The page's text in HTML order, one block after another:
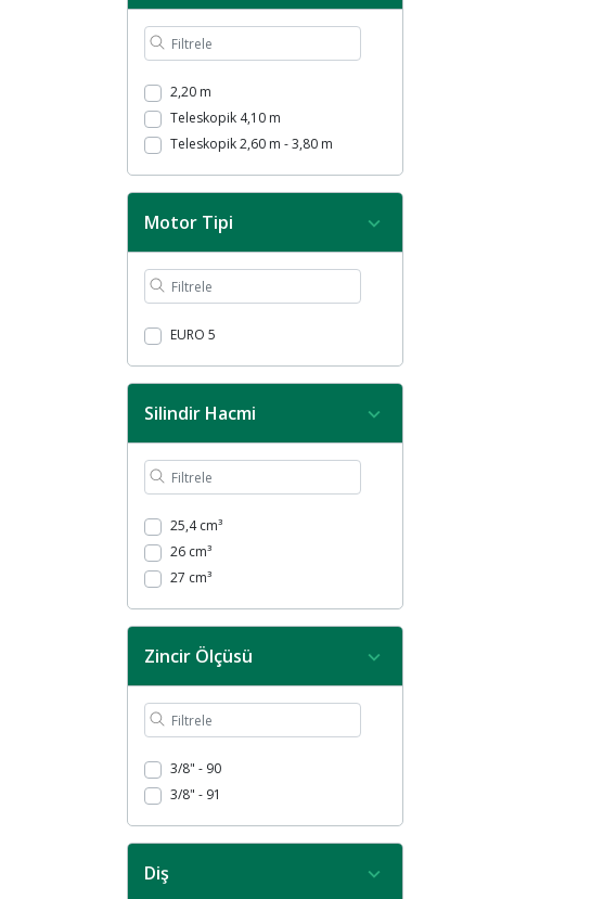
2,20 m
Teleskopik 4,10 m
Teleskopik 2,60 m - 3,80 m
Motor Tipi
EURO 5
Silindir Hacmi
25,4 cm³
26 cm³
27 cm³
Zincir Ölçüsü
3/8" - 90
3/8" - 91
Diş